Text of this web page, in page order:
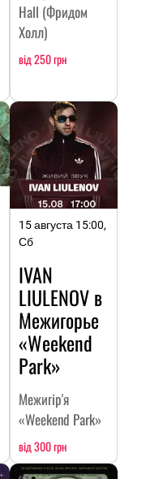
Hall (Фридом
Холл)
від 250 грн
15 августа 15:00,
Сб
IVAN
LIULENOV в
Межигорье
«Weekend
Park»
Межигір'я
«Weekend Park»
від 300 грн